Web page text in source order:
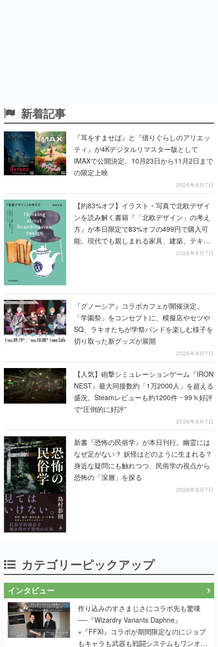
新着記事
『耳をすませば』と『借りぐらしのアリエッ
ティ』が4Kデジタルリマスター版として
IMAXで公開決定。10月23日から11月2日まで
の限定上映
2026年8月7日
【約83%オフ】イラスト・写真で北欧デザイ
ンを読み解く書籍『「北欧デザイン」の考え
方』が本日限定で83%オフの499円で購入可
能。現代でも親しまれる家具、建築、テキス
2026年8月7日
『グノーシア』コラボカフェが開催決定。
「学園祭」をコンセプトに、模擬店やセツや
SQ、ラキオたちが学祭バンドを楽しむ様子を
切り取った新グッズが展開
2026年8月7日
【人気】砲撃シミュレーションゲーム『IRON
NEST』最大同接数約「1万2000人」を超える
盛況。Steamレビューも約1200件・99％好評
で“圧倒的に好評”
2026年8月7日
新書『恐怖の民俗学』が本日刊行。幽霊には
なぜ足がない？ 妖怪はどのように生まれる？
身近な疑問にも触れつつ、民俗学の視点から
恐怖の「深層」を探る
2026年8月7日
カテゴリーピックアップ
インタビュー
作り込みのすさまじさにコラボ先も驚嘆
──『Wizardry Variants Daphne』
×『FFXI』コラボが期間限定なのにジョブ
もキャラも武器も戦闘システムもワンオフ